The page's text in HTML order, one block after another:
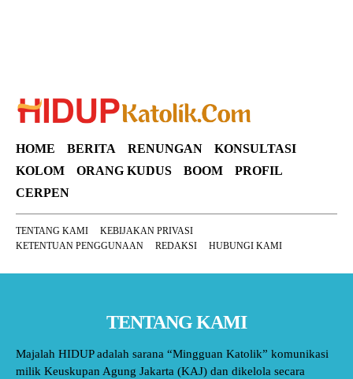
HOME BERITA RENUNGAN
KONSULTASI
KOLOM
ORANG KUDUS BOOM
PROFIL
CERPEN
TENTANG KAMI
KEBIJAKAN PRIVASI
KETENTUAN PENGGUNAAN
REDAKSI HUBUNGI KAMI
TENTANG KAMI
Majalah HIDUP adalah sarana “Mingguan Katolik” komunikasi
milik Keuskupan Agung Jakarta (KAJ) dan dikelola secara